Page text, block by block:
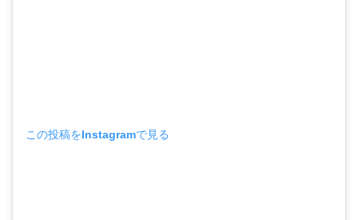
この投稿をInstagramで見る